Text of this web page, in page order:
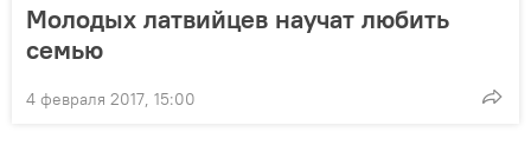
Молодых латвийцев научат любить
семью
4 февраля 2017, 15:00